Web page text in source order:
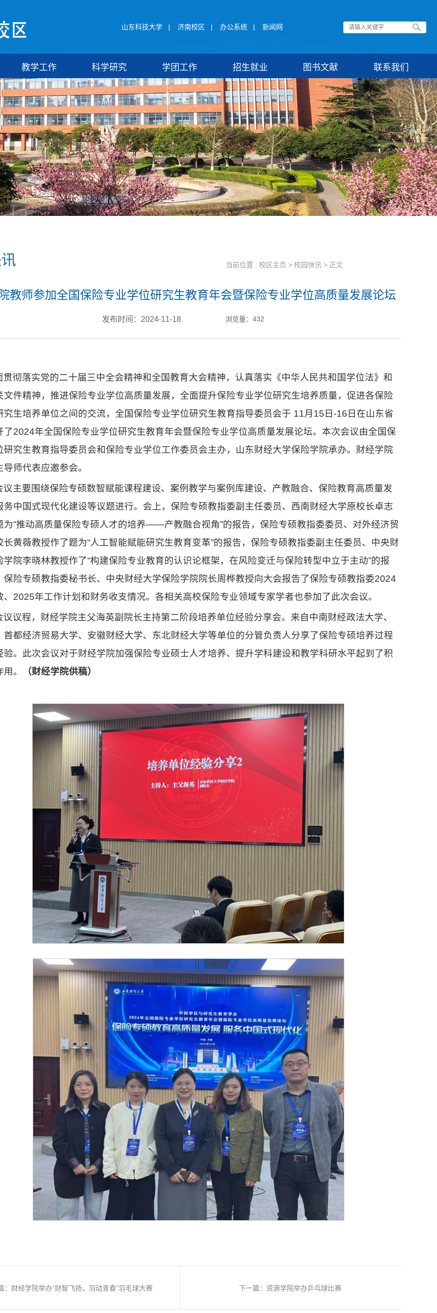
山东科技大学 | 济南校区 | 办公系统 | 新闻网
教学工作 科学研究 学团工作 招生就业 图书文献 联系我们
当前位置 : 校区主页 > 校园快讯 > 正文
教师参加全国保险专业学位研究生教育年会暨保险专业学位高质量发展论坛
发布时间：2024-11-18 浏览量： 432
贯彻落实党的二十届三中全会精神和全国教育大会精神，认真落实《中华人民共和国学位法》和
文件精神，推进保险专业学位高质量发展，全面提升保险专业学位研究生培养质量，促进各保险
究生培养单位之间的交流，全国保险专业学位研究生教育指导委员会于 11月15日-16日在山东省
了2024年全国保险专业学位研究生教育年会暨保险专业学位高质量发展论坛。本次会议由全国保
研究生教育指导委员会和保险专业学位工作委员会主办，山东财经大学保险学院承办。财经学院
师代表应邀参会。
议主要围绕保险专硕数智赋能课程建设、案例教学与案例库建设、产教融合、保险教育高质量发
务中国式现代化建设等议题进行。会上，保险专硕教指委副主任委员、西南财经大学原校长卓志
为“推动高质量保险专硕人才的培养——产教融合视角”的报告，保险专硕教指委委员、对外经济贸
长黄薇教授作了题为“人工智能赋能研究生教育变革”的报告，保险专硕教指委副主任委员、中央财
学院李晓林教授作了“构建保险专业教育的认识论框架，在风险变迁与保险转型中立于主动”的报
保险专硕教指委秘书长、中央财经大学保险学院院长周桦教授向大会报告了保险专硕教指委2024
、2025年工作计划和财务收支情况。各相关高校保险专业领域专家学者也参加了此次会议。
议议程，财经学院主父海英副院长主持第二阶段培养单位经验分享会。来自中南财经政法大学、
首都经济贸易大学、安徽财经大学、东北财经大学等单位的分管负责人分享了保险专硕培养过程
验。此次会议对于财经学院加强保险专业硕士人才培养、提升学科建设和教学科研水平起到了积
。
（财经学院供稿）
：财经学院举办“财智飞扬，羽动青春”羽毛球大赛 下一篇：资源学院举办乒乓球比赛